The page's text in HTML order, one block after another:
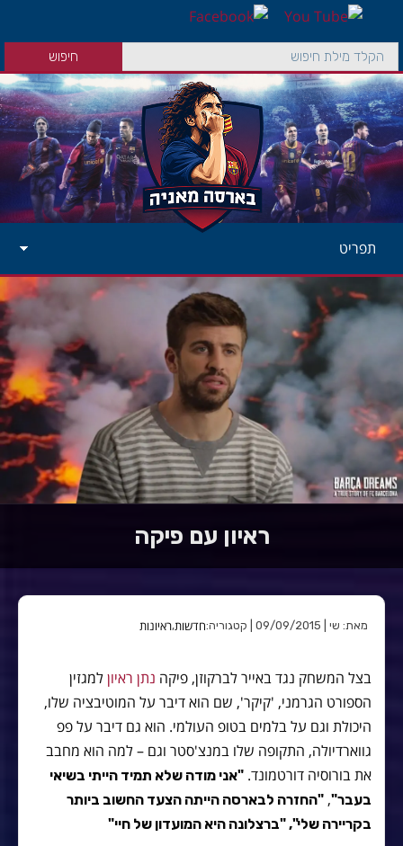
תפריט
ראיון עם פיקה
מאת: שי | 09/09/2015 | קטגוריה: חדשות,ראיונות
בצל המשחק נגד באייר לברקוזן, פיקה נתן ראיוןלמגזין
הספורט הגרמני, 'קיקר', שם הוא דיבר על המוטיבציה שלו,
היכולת וגם על בלמים בטופ העולמי. הוא גם דיבר על פפ
גווארדיולה, התקופה שלו במנצ'סטר וגם – למה הוא מחבב
את בורוסיה דורטמונד. "אני מודה שלא תמיד הייתי בשיאי
בעבר", "החזרה לבארסה הייתה הצעד החשוב ביותר
בקריירה שלי", "ברצלונה היא המועדון של חיי"